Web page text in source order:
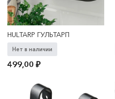
HULTARP ГУЛЬТАРП
Нет в наличии
499,00₽